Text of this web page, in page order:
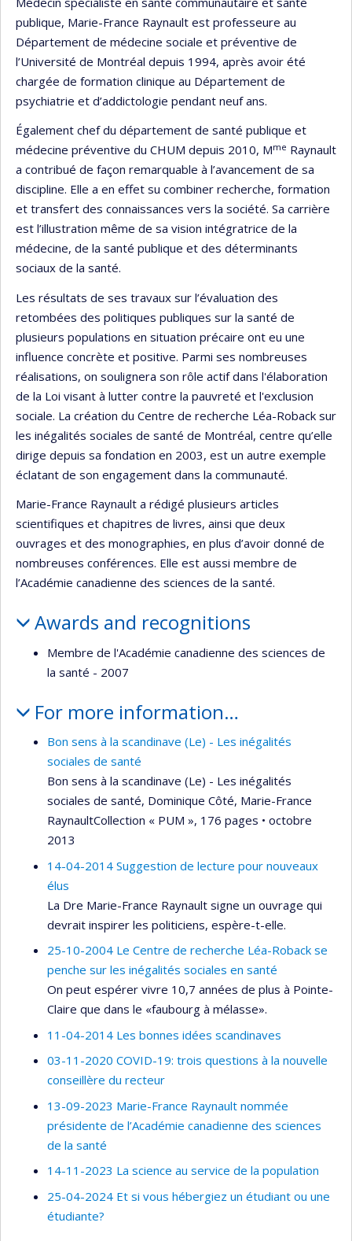
publique, Marie-France Raynault est professeure au
Département de médecine sociale et préventive de
l’Université de Montréal depuis 1994, après avoir été
chargée de formation clinique au Département de
psychiatrie et d’addictologie pendant neuf ans.
Également chef du département de santé publique et
médecine préventive du CHUM depuis 2010, Mme Raynault
a contribué de façon remarquable à l’avancement de sa
discipline. Elle a en effet su combiner recherche, formation
et transfert des connaissances vers la société. Sa carrière
est l’illustration même de sa vision intégratrice de la
médecine, de la santé publique et des déterminants
sociaux de la santé.
Les résultats de ses travaux sur l’évaluation des
retombées des politiques publiques sur la santé de
plusieurs populations en situation précaire ont eu une
influence concrète et positive. Parmi ses nombreuses
réalisations, on soulignera son rôle actif dans l'élaboration
de la Loi visant à lutter contre la pauvreté et l'exclusion
sociale. La création du Centre de recherche Léa-Roback sur
les inégalités sociales de santé de Montréal, centre qu’elle
dirige depuis sa fondation en 2003, est un autre exemple
éclatant de son engagement dans la communauté.
Marie-France Raynault a rédigé plusieurs articles
scientifiques et chapitres de livres, ainsi que deux
ouvrages et des monographies, en plus d’avoir donné de
nombreuses conférences. Elle est aussi membre de
l’Académie canadienne des sciences de la santé.
Awards and recognitions
Membre de l'Académie canadienne des sciences de
la santé - 2007
For more information…
Bon sens à la scandinave (Le) - Les inégalités
sociales de santé
Bon sens à la scandinave (Le) - Les inégalités
sociales de santé, Dominique Côté, Marie-France
RaynaultCollection « PUM », 176 pages • octobre
2013
14-04-2014 Suggestion de lecture pour nouveaux
élus
La Dre Marie-France Raynault signe un ouvrage qui
devrait inspirer les politiciens, espère-t-elle.
25-10-2004 Le Centre de recherche Léa-Roback se
penche sur les inégalités sociales en santé
On peut espérer vivre 10,7 années de plus à Pointe-
Claire que dans le «faubourg à mélasse».
11-04-2014 Les bonnes idées scandinaves
03-11-2020 COVID-19: trois questions à la nouvelle
conseillère du recteur
13-09-2023 Marie-France Raynault nommée
présidente de l’Académie canadienne des sciences
de la santé
14-11-2023 La science au service de la population
25-04-2024 Et si vous hébergiez un étudiant ou une
étudiante?